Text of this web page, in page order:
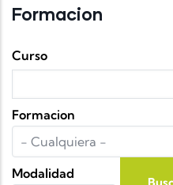
Formacion
Curso
Formacion
Modalidad